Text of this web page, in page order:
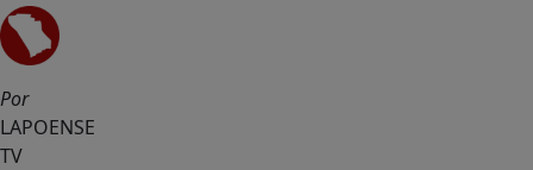
Por
LAPOENSE
TV